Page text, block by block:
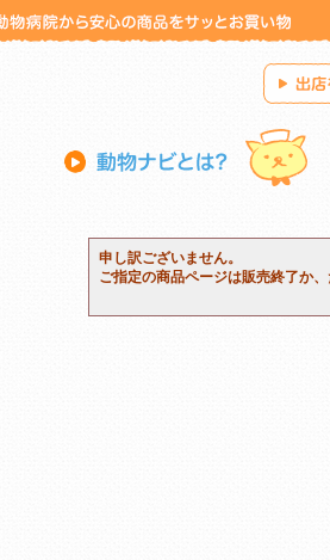
申し訳ございません。
ご指定の商品ページは販売終了か